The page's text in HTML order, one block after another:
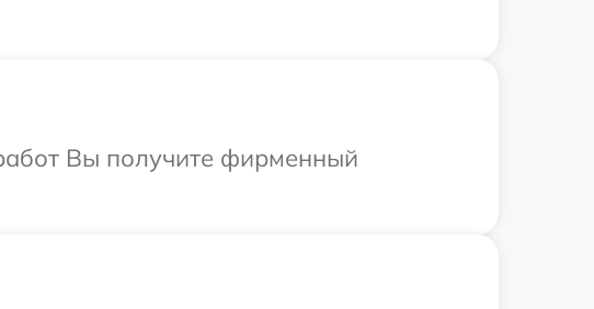
Вы получите фирменный